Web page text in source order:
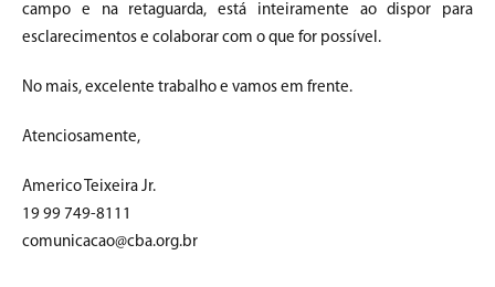
campo e na retaguarda, está inteiramente ao dispor para
esclarecimentos e colaborar com o que for possível.
No mais, excelente trabalho e vamos em frente.
Atenciosamente,
Americo Teixeira Jr.
19 99 749-8111
comunicacao@cba.org.br